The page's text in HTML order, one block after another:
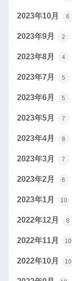
2023年10月 6
2023年9月 2
2023年8月 4
2023年7月 5
2023年6月 5
2023年5月 7
2023年4月 8
2023年3月 7
2023年2月 6
2023年1月 10
2022年12月 8
2022年11月 10
2022年10月 10